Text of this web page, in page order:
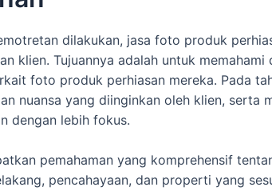
dilakukan, jasa foto produk
klien. Tujuannya adalah untuk
foto produk perhiasan mereka. Pada
nuansa yang diinginkan oleh klien, serta
dengan lebih fokus.
pemahaman yang komprehensif
pencahayaan, dan properti yang